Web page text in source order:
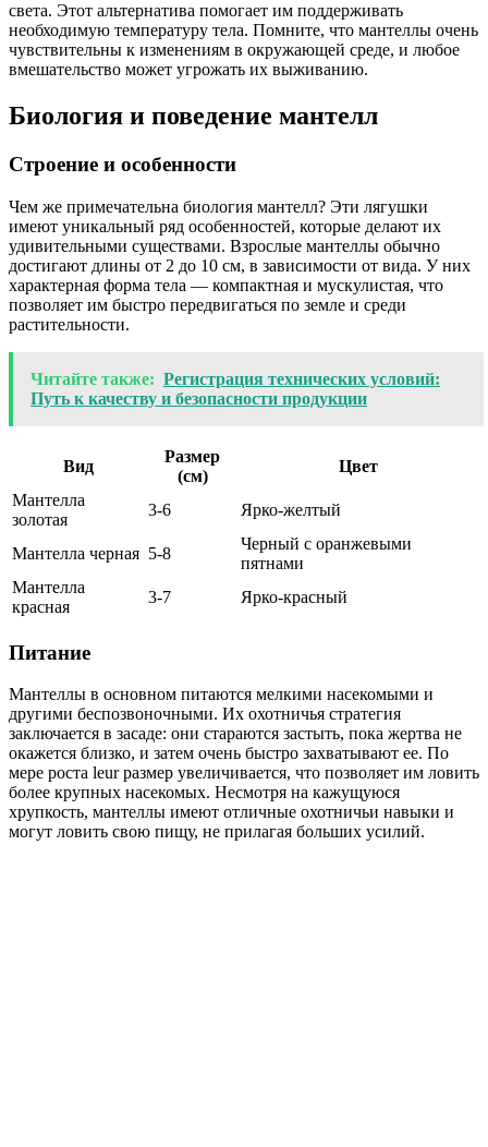
света. Этот альтернатива помогает им поддерживать
необходимую температуру тела. Помните, что мантеллы очень
чувствительны к изменениям в окружающей среде, и любое
вмешательство может угрожать их выживанию.
Биология и поведение мантелл
Строение и особенности
Чем же примечательна биология мантелл? Эти лягушки
имеют уникальный ряд особенностей, которые делают их
удивительными существами. Взрослые мантеллы обычно
достигают длины от 2 до 10 см, в зависимости от вида. У них
характерная форма тела — компактная и мускулистая, что
позволяет им быстро передвигаться по земле и среди
растительности.
Читайте также: Регистрация технических условий:
Путь к качеству и безопасности продукции
Вид
Размер
(см)
Цвет
Мантелла
золотая
3-6 Ярко-желтый
Мантелла черная 5-8
Черный с оранжевыми
пятнами
Мантелла
красная
3-7 Ярко-красный
Питание
Мантеллы в основном питаются мелкими насекомыми и
другими беспозвоночными. Их охотничья стратегия
заключается в засаде: они стараются застыть, пока жертва не
окажется близко, и затем очень быстро захватывают ее. По
мере роста leur размер увеличивается, что позволяет им ловить
более крупных насекомых. Несмотря на кажущуюся
хрупкость, мантеллы имеют отличные охотничьи навыки и
могут ловить свою пищу, не прилагая больших усилий.